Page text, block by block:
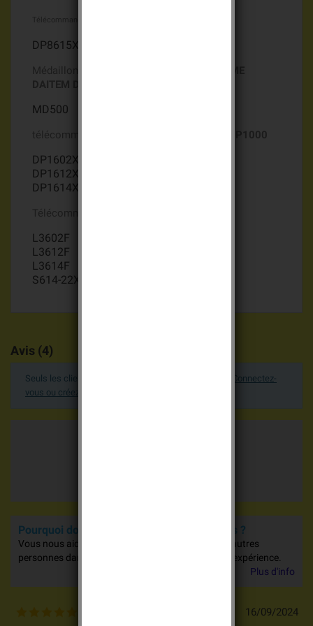
DP8615X
Médaillon d'appel d'urgence Gamme
DAITEM DP8000
MD500
télécommande Gamme ALARME DAITEM DP1000
DP1602X
DP1612X
DP1614X
Télécommande gamme alarme LOGISTY
L3602F ( 2 piles)
L3612F ( 2 piles)
L3614F ( 2 piles)
S614-22X ( 2 piles)
Avis (4)
Seuls les clients enregistrés peuvent poster un avis.
Connectez-
vous ou créez un compte
Pourquoi donner votre avis sur nos produits ?
Vous nous aidez à nous améliorer et vous aidez d'autres
personnes dans leurs achats en partageant votre expérience.
Plus d'info
16/09/2024